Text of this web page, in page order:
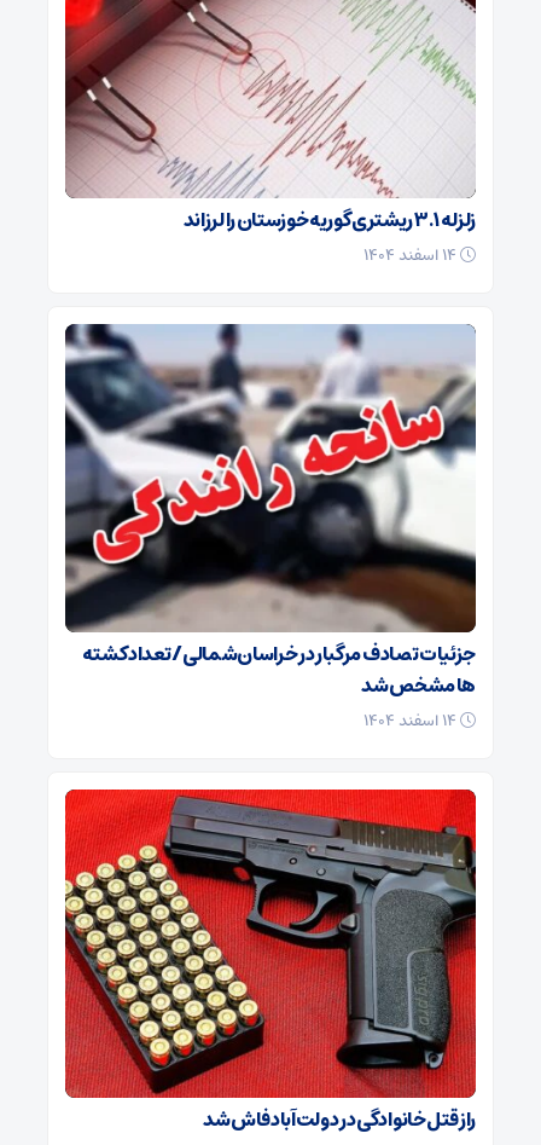
زلزله ۳.۱ ریشتری گوریه خوزستان را لرزاند
جزئیات تصادف مرگبار در خراسان‌شمالی/ تعداد کشته
ها مشخص شد
راز قتل خانوادگی در دولت‌آباد فاش شد